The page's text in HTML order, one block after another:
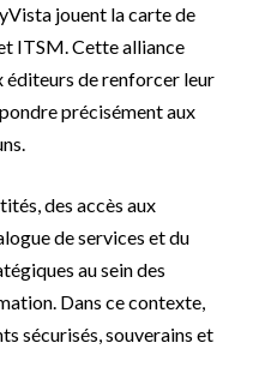
jouent la carte de
ITSM. Cette alliance
de renforcer leur
précisément aux
des accès aux
de services et du
au sein des
Dans ce contexte,
sécurisés, souverains et